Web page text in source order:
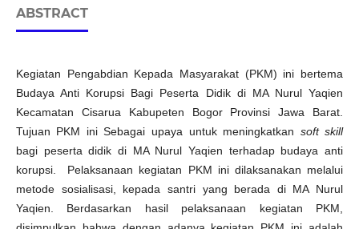
ABSTRACT
Kegiatan Pengabdian Kepada Masyarakat (PKM) ini bertema
Budaya Anti Korupsi Bagi Peserta Didik di MA Nurul Yaqien
Kecamatan Cisarua Kabupeten Bogor Provinsi Jawa Barat.
Tujuan PKM ini Sebagai upaya untuk meningkatkan soft skill
bagi peserta didik di MA Nurul Yaqien terhadap budaya anti
korupsi. Pelaksanaan kegiatan PKM ini dilaksanakan melalui
metode sosialisasi, kepada santri yang berada di MA Nurul
Yaqien. Berdasarkan hasil pelaksanaan kegiatan PKM,